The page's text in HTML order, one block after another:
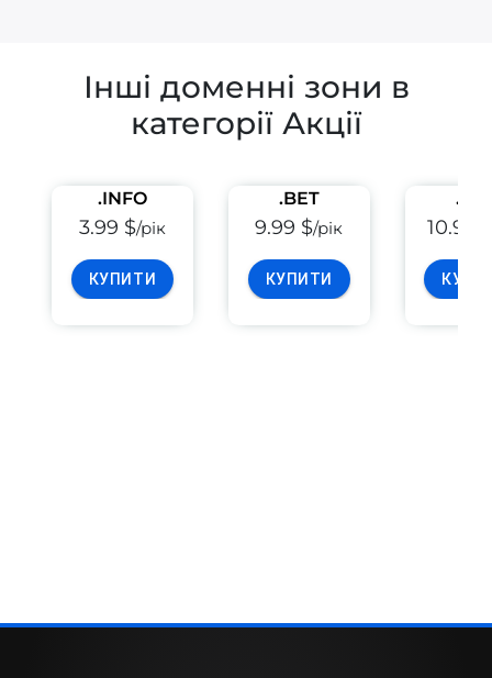
Інші доменні зони в
категорії Акції
.INFO
3.99 $/рік
КУПИТИ
.BET
9.99 $/рік
КУПИТИ
10.99